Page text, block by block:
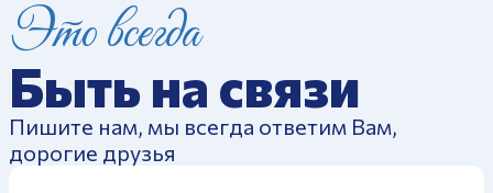
Это всегда
Быть на связи
Пишите нам, мы всегда ответим Вам,
дорогие друзья